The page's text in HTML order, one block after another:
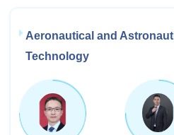
Aeronautical and
Technology